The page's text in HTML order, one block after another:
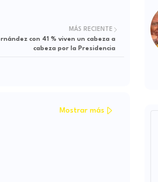
MÁS RECIENTE
con 41 % viven un cabeza a
cabeza por la Presidencia
Mostrar más